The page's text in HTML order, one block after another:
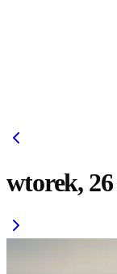
wtorek,